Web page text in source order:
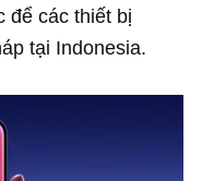
để các thiết bị
tại Indonesia.